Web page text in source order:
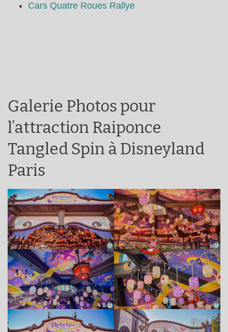
Cars Quatre Roues Rallye
Galerie Photos pour
l’attraction Raiponce
Tangled Spin à Disneyland
Paris